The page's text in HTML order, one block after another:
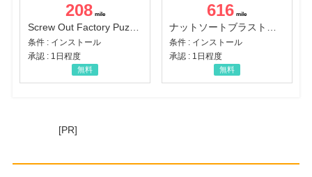
208
Screw Out Factory Puzzle 3D（経験値バーのマイルストーンを5にする（ユーザーレベル5に到達する））（Android）
条件 : インストール
承認 : 1日程度
無料
616
条件 : インストール
承認 : 1日程度
無料
[PR]